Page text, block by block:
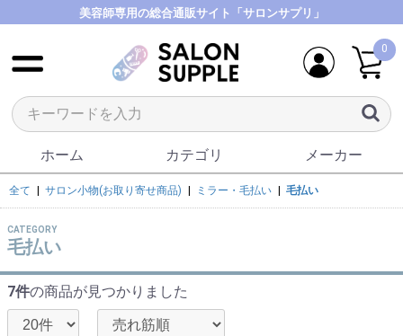
美容師専用の総合通販サイト「サロンサプリ」
0
ホーム カテゴリ メーカー
全て サロン小物(お取り寄せ商品) ミラー・毛払い 毛払い
CATEGORY
毛払い
7件の商品が見つかりました